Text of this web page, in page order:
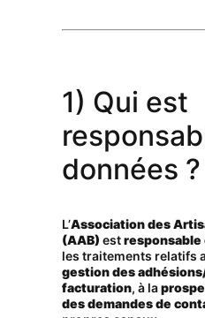
1) Qui est
données ?
L’Association des
(AAB) est
les traitements relatifs
gestion des
facturation, à la
des demandes de